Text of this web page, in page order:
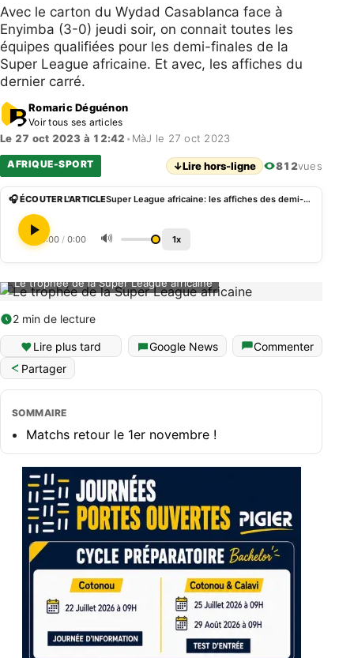
Avec le carton du Wydad Casablanca face à
Enyimba (3-0) jeudi soir, on connait toutes les
équipes qualifiées pour les demi-finales de la
Super League africaine. Et avec, les affiches du
dernier carré.
Romaric Déguénon
Voir tous ses articles
Le 27 oct 2023 à 12:42 • MàJ le 27 oct 2023
AFRIQUE-SPORT ↓Lire hors-ligne 812vues
🎧 ÉCOUTER L'ARTICLE Super League africaine: les affiches des demi-finales
0:00 / 0:00 🔊 1x
Le trophée de la Super League africaine
2 min de lecture
Lire plus tard Google News
Commenter
Partager
SOMMAIRE
Matchs retour le 1er novembre !